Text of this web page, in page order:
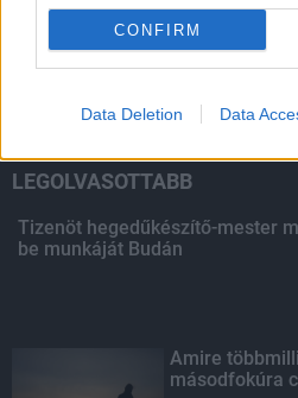
CONFIRM
Data Deletion Data
HIRDETÉS
LEGOLVASOTTABB
Tizenöt hegedűkészítő-mester
be munkáját Budán
Amire
másodfokúra